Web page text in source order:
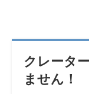
クレータ
ません！